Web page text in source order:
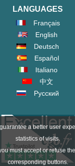
LANGUAGES
Français
English
Deutsch
Español
Italiano
中文
Русский
a better user
statistics of visits.
must accept or refuse
corresponding buttons.